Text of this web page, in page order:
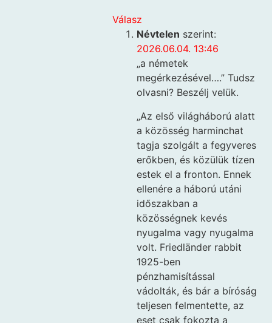
Válasz
Névtelen szerint:
2026.06.04. 13:46
„a németek
megérkezésével….” Tudsz
olvasni? Beszélj velük.
„Az első világháború alatt
a közösség harminchat
tagja szolgált a fegyveres
erőkben, és közülük tízen
estek el a fronton. Ennek
ellenére a háború utáni
időszakban a
közösségnek kevés
nyugalma vagy nyugalma
volt. Friedländer rabbit
1925-ben
pénzhamisítással
vádolták, és bár a bíróság
teljesen felmentette, az
eset csak fokozta a